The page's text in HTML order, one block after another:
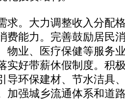
。大力调整收入分配
费能力。完善鼓励居民
物业、医疗保健等服务
实好带薪休假制度。积
导环保建材、节水洁具
加强城乡流通体系和道